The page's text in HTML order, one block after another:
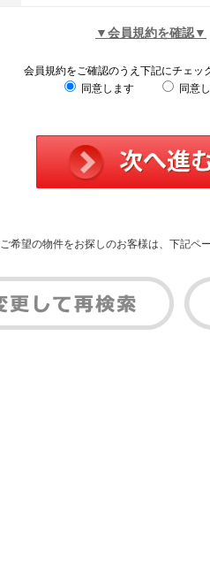
▼会員規約を確認▼
会員規約をご確認のうえ下記にチェッ
同意します
同意
ご希望の物件をお探しのお客様は、下記ペ